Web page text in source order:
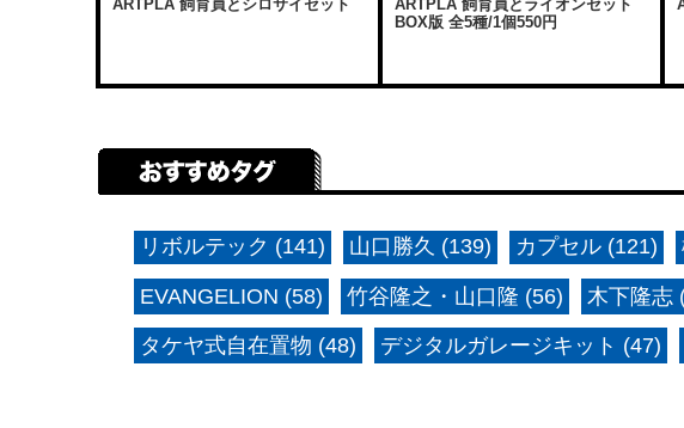
ARTPLA 飼育員とシロサイセット
ARTPLA 飼育員とライオンセット
BOX版 全5種/1個550円
リボルテック (141) 山口勝久 (139) カプセル (121)
EVANGELION (58) 竹谷隆之・山口隆 (56) 木下隆志
タケヤ式自在置物 (48) デジタルガレージキット (47)